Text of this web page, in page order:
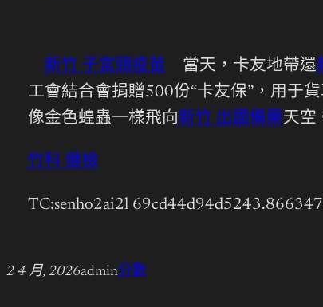
新竹 子宮頸疫苗 當天，卡友地帶還
工會結合會捐贈500份“卡友保”，用于
像金色蝗蟲一樣飛向新竹 出國備藥天空
竹科 健檢
TC:senho2ai2l
2 4 月, 2026admin分數